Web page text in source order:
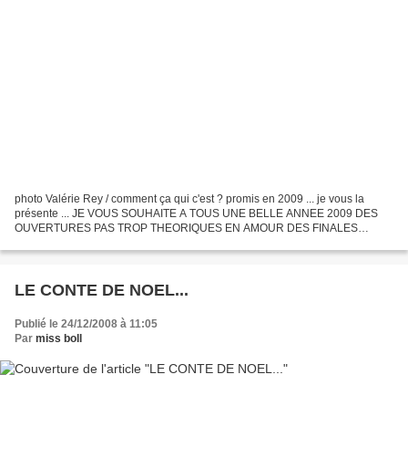
photo Valérie Rey / comment ça qui c'est ? promis en 2009 ... je vous la
présente ... JE VOUS SOUHAITE A TOUS UNE BELLE ANNEE 2009 DES
OUVERTURES PAS TROP THEORIQUES EN AMOUR DES FINALES
LE CONTE DE NOEL...
Publié le 24/12/2008 à 11:05
Par miss boll